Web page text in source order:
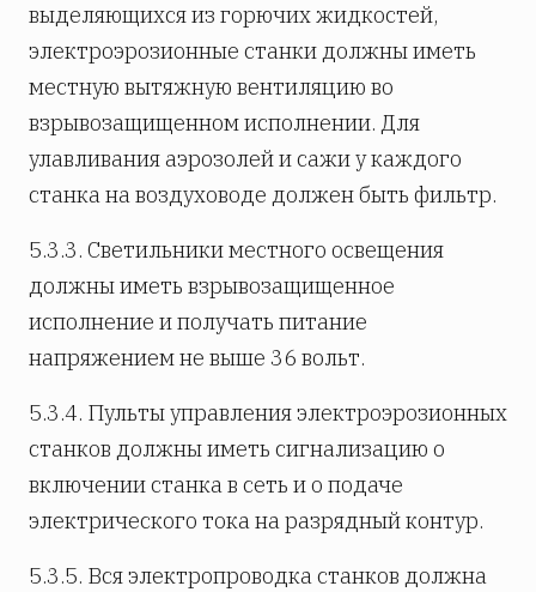
выделяющихся из горючих жидкостей,
электроэрозионные станки должны иметь
местную вытяжную вентиляцию во
взрывозащищенном исполнении. Для
улавливания аэрозолей и сажи у каждого
станка на воздуховоде должен быть фильтр.
5.3.3. Светильники местного освещения
должны иметь взрывозащищенное
исполнение и получать питание
напряжением не выше 36 вольт.
5.3.4. Пульты управления электроэрозионных
станков должны иметь сигнализацию о
включении станка в сеть и о подаче
электрического тока на разрядный контур.
5.3.5. Вся электропроводка станков должна